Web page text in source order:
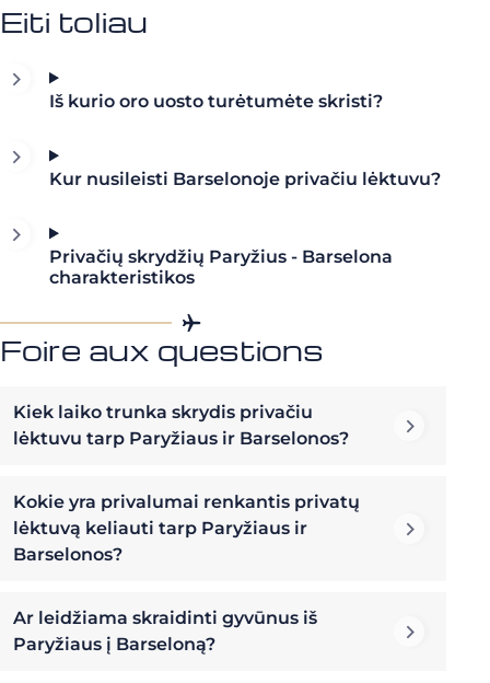
Eiti toliau
Iš kurio oro uosto turėtumėte skristi?
Kur nusileisti Barselonoje privačiu lėktuvu?
Privačių skrydžių Paryžius - Barselona
charakteristikos
Foire aux questions
Kiek laiko trunka skrydis privačiu
lėktuvu tarp Paryžiaus ir Barselonos?
Kokie yra privalumai renkantis privatų
lėktuvą keliauti tarp Paryžiaus ir
Barselonos?
Ar leidžiama skraidinti gyvūnus iš
Paryžiaus į Barseloną?